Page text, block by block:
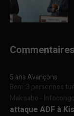
Commentaires
5 ans Avançons
Beni :3 personnes
Makisabo -
attaque ADF à